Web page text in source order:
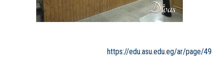
https://edu.asu.edu.eg/ar/page/49